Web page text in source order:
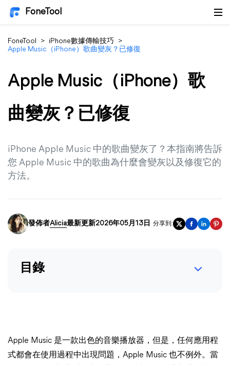
FoneTool
FoneTool > iPhone數據傳輸技巧
>
Apple Music（iPhone）歌曲變灰？已修復
Apple Music（iPhone）歌
曲變灰？已修復
iPhone Apple Music 中的歌曲變灰了？本指南將告訴
您 Apple Music 中的歌曲為什麼會變灰以及修復它的
方法。
發佈者Alicia最新更新2026年05月13日 分享到:
目錄
Apple Music 是一款出色的音樂播放器，但是，任何應用程
式都會在使用過程中出現問題，Apple Music 也不例外。當